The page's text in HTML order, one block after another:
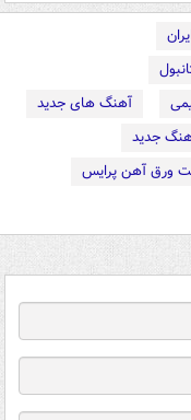
آهنگ های جدید
جدید
ورق آهن پرایس